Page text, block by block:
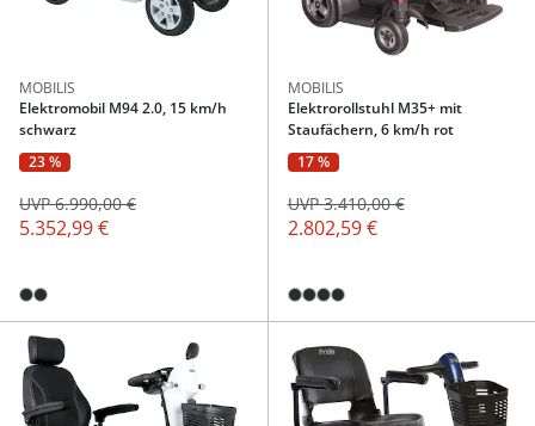
MOBILIS
Elektromobil M94 2.0, 15 km/h
schwarz
23 %
5.352,99 €
UVP 6.990,00 €
MOBILIS
Elektrorollstuhl M35+ mit
Staufächern, 6 km/h rot
17 %
2.802,59 €
UVP 3.410,00 €